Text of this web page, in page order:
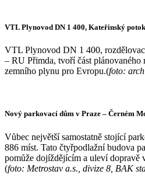
VTL Plynovod DN 1 400, Kateřinský
VTL Plynovod DN 1 400,
– RU Přimda, tvoří část plánovaného
zemního plynu pro Evropu.(foto:
Nový parkovací dům v Praze – Černém
Vůbec největší samostatně stojící
886 míst. Tato čtyřpodlažní budova
pomůže dojíždějícím a uleví dopravě
(foto: Metrostav a.s., divize 8, BAK